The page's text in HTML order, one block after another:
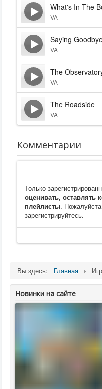
What's In The
VA
Saying Goodbye
VA
The
VA
The Roadside
VA
Комментарии
Только
оценивать, оставлять
плейлисты.
зарегистрируйтесь.
Вы здесь: Главная
Новинки на сайте